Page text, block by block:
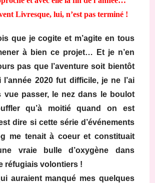
Livresque, lui, n’est pas terminé !
que je cogite et m’agite en tous
à bien ce projet… Et je n’en
pas que l’aventure soit bientôt
2020 fut difficile, je ne l’ai
vue passer, le nez dans le boulot
qu’à moitié quand on est
dire si cette série d’événements
me tenait à coeur et constituait
vraie bulle d’oxygène dans
réfugiais volontiers !
auraient manqué mes quelques